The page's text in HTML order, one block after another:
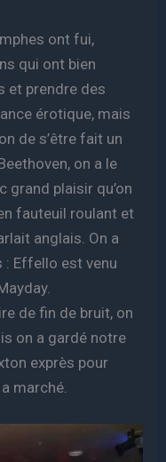
ont fui,
qui ont bien
et prendre des
érotique, mais
de s’être fait un
on a le
grand plaisir qu’on
fauteuil roulant et
anglais. On a
: Effello est venu
de fin de bruit, on
on a gardé notre
exprès pour
marché.